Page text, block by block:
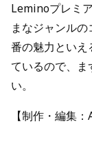
Leminoプレミ
まなジャンル
番の魅力とい
ているので、ま
い。
【制作・編集